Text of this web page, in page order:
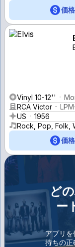
価
Vinyl 10-12''
RCA Victor
US
1956
Rock, Pop, Folk,
価
ど
ー
アプリを
持ちの正